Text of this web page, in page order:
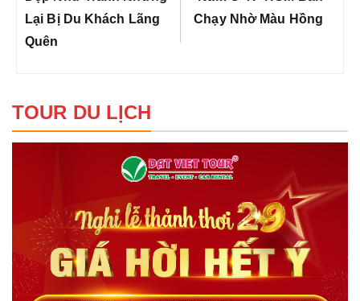
Lại Bị Du Khách Lãng
Quên
Chạy Nhờ Màu Hồng
TOUR DU LỊCH